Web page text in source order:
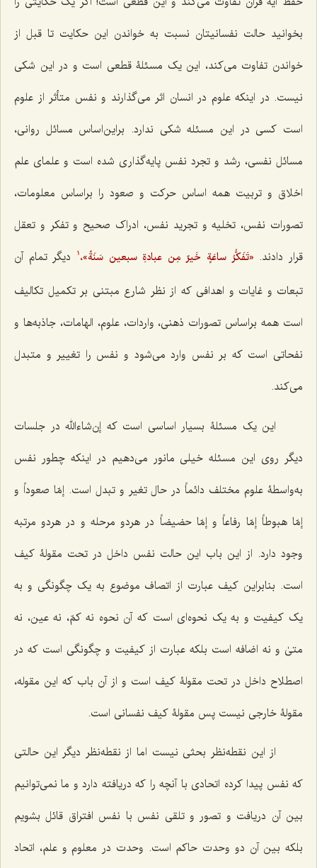
بخوانید حالت نفسانیتان نسبت به خواندن این حکایت تا قبل از
خواندن تفاوت می‌کند، این یک مسئلۀ قطعی است و در این شکی
نیست. در اینکه علوم در انسان اثر می‌گذارند و نفس متأثر از علوم
است کسی در این مسئله شکی ندارد. براین‌اساس مسائل روانی،
مسائل نفسی، رشد و تجرد نفس پایه‌گذاری شده است و علمای علم
اخلاق و تربیت همه اساس حرکت و صعود را براساس معلومات،
تصورات نفس، تخلیه و تجرید نفس، ادراک صحیح و تفکر و تعقل
قرار دادند. «تَفَکُّرُ ساعَةٍ خَیرٌ مِن عبادةِ سبعین سَنَةً»، 1
دیگر تمام آن
تبعات و غایات و اهدافی که از نظر شارع مبتنی بر تکمیل تکالیف
است همه براساس تصورات ذهنی، واردات، علوم، الهامات، جاذبه‌ها و
نفحاتی است که بر نفس وارد می‌شود و نفس را تغییر و متبدل
می‌کند.
این یک مسئلۀ بسیار اساسی است که إن‌شاءالله در جلسات
دیگر روی این مسئله خیلی مانور می‌دهیم در اینکه چطور نفس
به‌واسطۀ علوم مختلف دائماً در حال تغیر و تبدل است.إمّا صعوداً و
إمّا هبوطاً إمّا رفاعاً و إمّا حضیضاً در هردو مرحله و در هردو مرتبه
وجود دارد. از این باب این حالت نفس داخل در تحت مقولۀ کیف
است. بنابراین کیف عبارت از اتصاف موضوع به یک چگونگی و به
یک کیفیت و به یک نحوه‌ای است که آن نحوه نه کمّ، نه عین، نه
متیٰ و نه اضافه است بلکه عبارت از کیفیت و چگونگی است که در
اصطلاح داخل در تحت مقولۀ کیف است و از آن باب که این مقوله،
مقولۀ خارجی نیست پس مقولۀ کیف نفسانی است.
از این نقطه‌نظر بحثی نیست اما از نقطه‌نظر دیگر این حالتی
که نفس پیدا کرده اتحادی با آنچه را که دریافته دارد و ما نمی‌توانیم
بین آن دریافت و تصور و تلقی نفس با نفس افتراق قائل بشویم
بلکه بین آن دو وحدت حاکم است. وحدت در معلوم و علم، اتحاد